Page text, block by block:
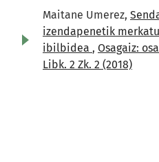
Maitane Umerez,
izendapenetik
ibilbidea , Osagaiz:
Libk. 2 Zk. 2 (2018)